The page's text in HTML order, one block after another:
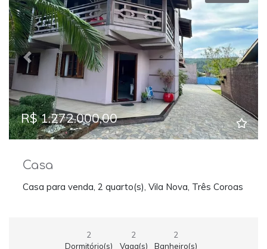
Previous Next
R$ 1.272.000,00
Casa
Casa para venda, 2 quarto(s), Vila Nova, Três Coroas
2
Dormitório(s)
2
Vaga(s)
2
Banheiro(s)